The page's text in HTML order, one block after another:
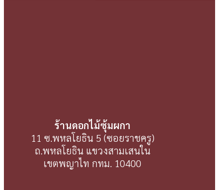
ร้านดอกไม้ซุ้มผกา
11 ซ.พหลโยธิน 5 (ซอยราชครู)
ถ.พหลโยธิน แขวงสามเสนใน
เขตพญาไท กทม. 10400